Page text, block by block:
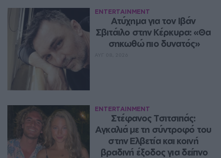
ENTERTAINMENT
Ατύχημα για τον Ιβάν
Σβιτάιλο στην Κέρκυρα: «Θα
σηκωθώ πιο δυνατός»
ENTERTAINMENT
Στέφανος Τσιτσιπάς:
Αγκαλιά με τη σύντροφό του
στην Ελβετία και κοινή
βραδινή έξοδος για δείπνο